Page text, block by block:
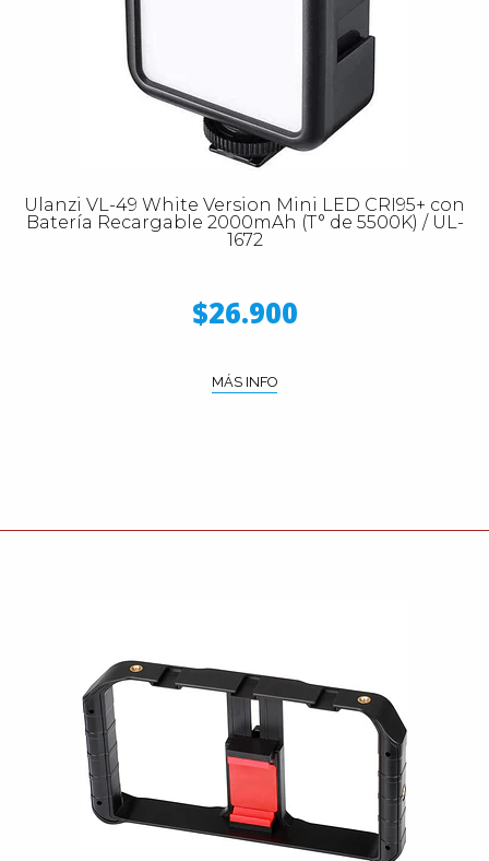
Ulanzi VL-49 White Version Mini LED CRI95+ con
Batería Recargable 2000mAh (T° de 5500K) / UL-
1672
$26.900
MÁS INFO